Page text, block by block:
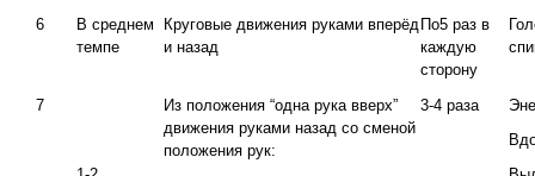
6
В среднем
темпе
Круговые движения руками вперёд
и назад
По5 раз в
каждую
сторону
7
Из положения “одна рука вверх”
движения руками назад со сменой
положения рук:
3-4 раза